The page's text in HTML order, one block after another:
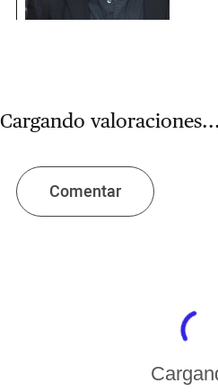
Cargando valoraciones...
Comentar